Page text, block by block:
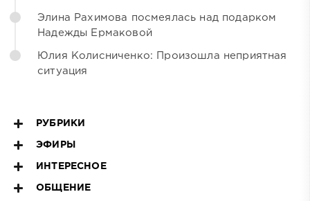
Элина Рахимова посмеялась над подарком
Надежды Ермаковой
Юлия Колисниченко: Произошла неприятная
ситуация
РУБРИКИ
ЭФИРЫ
ИНТЕРЕСНОЕ
ОБЩЕНИЕ